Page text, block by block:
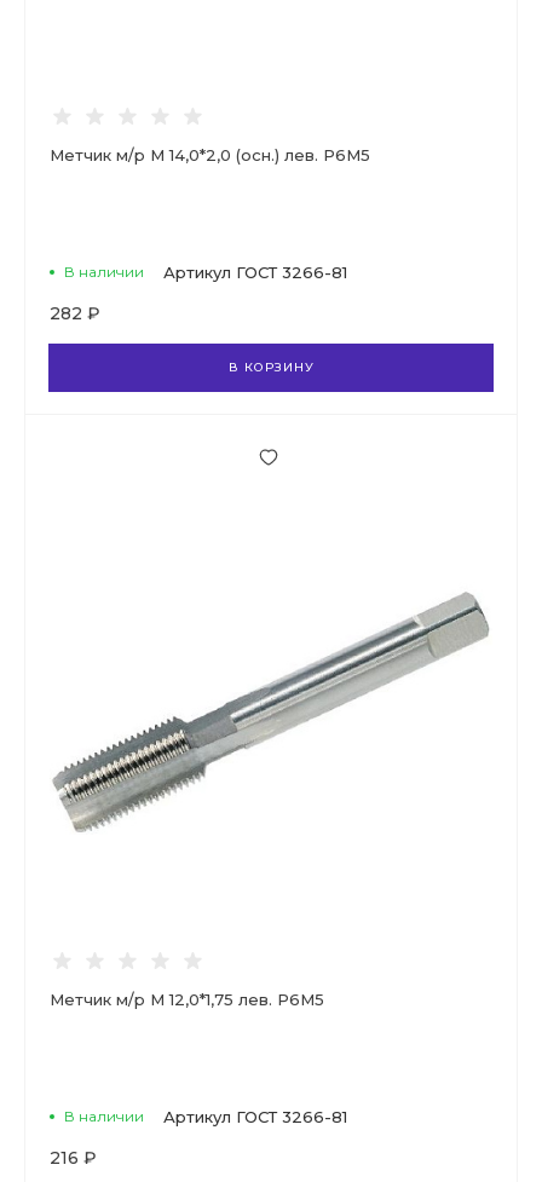
Метчик м/р М 14,0*2,0 (осн.) лев. Р6М5
В наличии Артикул ГОСТ 3266-81
282 ₽
В КОРЗИНУ
Метчик м/р М 12,0*1,75 лев. Р6М5
В наличии Артикул ГОСТ 3266-81
216 ₽